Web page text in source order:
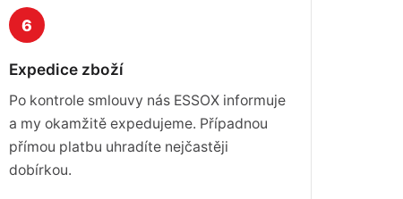
6
Expedice zboží
Po kontrole smlouvy nás ESSOX informuje
a my okamžitě expedujeme. Případnou
přímou platbu uhradíte nejčastěji
dobírkou.